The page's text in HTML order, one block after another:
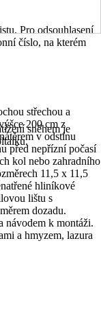
Pro odsouhlasení
číslo, na kterém
sněhem je
střechou a
200 cm z
v odstínu
před nepřízní počasí
kol nebo zahradního
11,5 x 11,5
hliníkové
lištu s
dozadu.
návodem k montáži.
a hmyzem, lazura